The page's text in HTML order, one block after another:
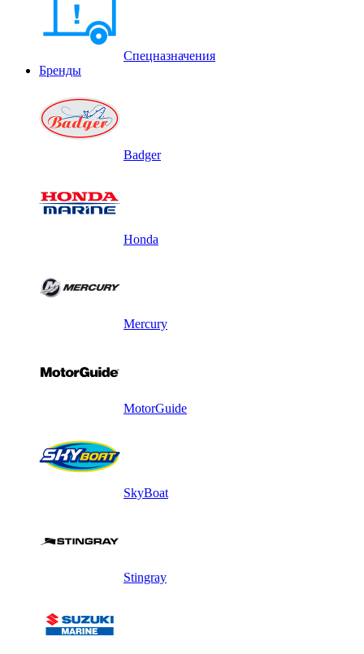
Спецназначения
Бренды
Badger
Honda
Mercury
MotorGuide
SkyBoat
Stingray